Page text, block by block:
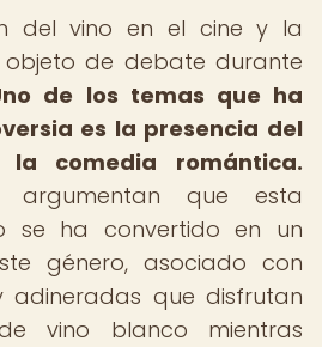
del vino en el cine y la
objeto de debate durante
de los temas que ha
es la presencia del
la comedia romántica.
argumentan que esta
se ha convertido en un
género, asociado con
adineradas que disfrutan
vino blanco mientras